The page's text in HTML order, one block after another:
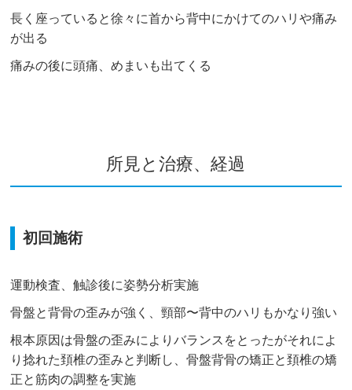
長く座っていると徐々に首から背中にかけてのハリや痛み
が出る
痛みの後に頭痛、めまいも出てくる
所見と治療、経過
初回施術
運動検査、触診後に姿勢分析実施
骨盤と背骨の歪みが強く、頸部〜背中のハリもかなり強い
根本原因は骨盤の歪みによりバランスをとったがそれによ
り捻れた頚椎の歪みと判断し、骨盤背骨の矯正と頚椎の矯
正と筋肉の調整を実施